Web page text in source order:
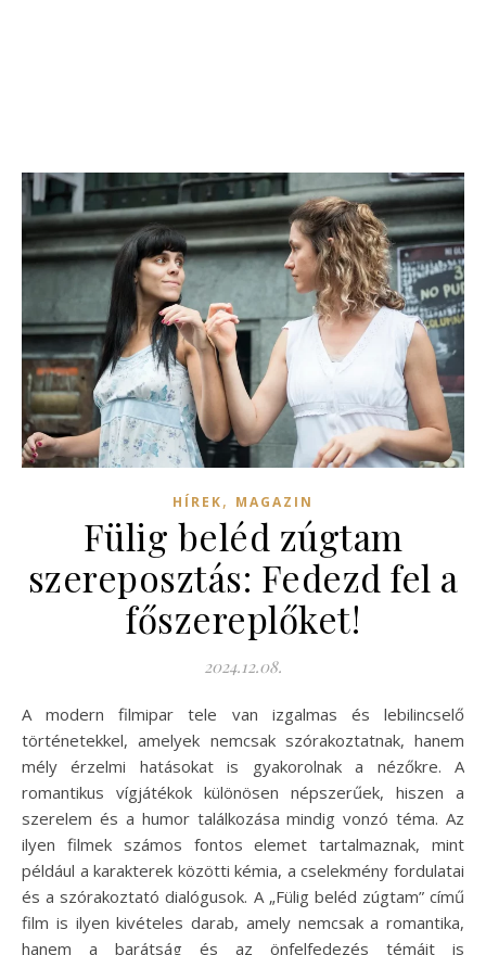
HÍREK, MAGAZIN
Fülig beléd zúgtam
szereposztás: Fedezd fel a
főszereplőket!
2024.12.08.
A modern filmipar tele van izgalmas és lebilincselő
történetekkel, amelyek nemcsak szórakoztatnak, hanem
mély érzelmi hatásokat is gyakorolnak a nézőkre. A
romantikus vígjátékok különösen népszerűek, hiszen a
szerelem és a humor találkozása mindig vonzó téma. Az
ilyen filmek számos fontos elemet tartalmaznak, mint
például a karakterek közötti kémia, a cselekmény fordulatai
és a szórakoztató dialógusok. A „Fülig beléd zúgtam” című
film is ilyen kivételes darab, amely nemcsak a romantika,
hanem a barátság és az önfelfedezés témáit is